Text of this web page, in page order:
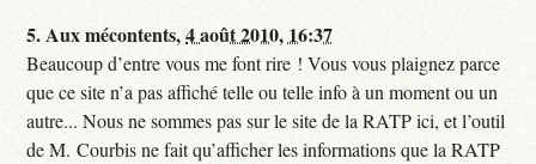
5.Aux mécontents,4 août 2010, 16:37
Beaucoup d’entre vous me font rire ! Vous vous plaignez parce
que ce site n’a pas affiché telle ou telle info à un moment ou un
autre... Nous ne sommes pas sur le site de la RATP ici, et l’outil
de M. Courbis ne fait qu’afficher les informations que la RATP